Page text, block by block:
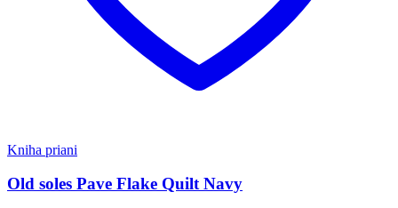
Kniha priani
Old soles Pave Flake Quilt Navy